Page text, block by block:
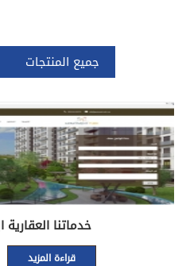
جميع المنتجات
خدماتنا
قراءة المزيد